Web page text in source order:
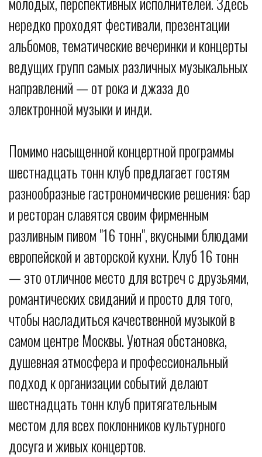
нередко проходят фестивали, презентации
альбомов, тематические вечеринки и концерты
ведущих групп самых различных музыкальных
направлений — от рока и джаза до
электронной музыки и инди.
Помимо насыщенной концертной программы
шестнадцать тонн клуб предлагает гостям
разнообразные гастрономические решения: бар
и ресторан славятся своим фирменным
разливным пивом "16 тонн", вкусными блюдами
европейской и авторской кухни. Клуб 16 тонн
— это отличное место для встреч с друзьями,
романтических свиданий и просто для того,
чтобы насладиться качественной музыкой в
самом центре Москвы. Уютная обстановка,
душевная атмосфера и профессиональный
подход к организации событий делают
шестнадцать тонн клуб притягательным
местом для всех поклонников культурного
досуга и живых концертов.